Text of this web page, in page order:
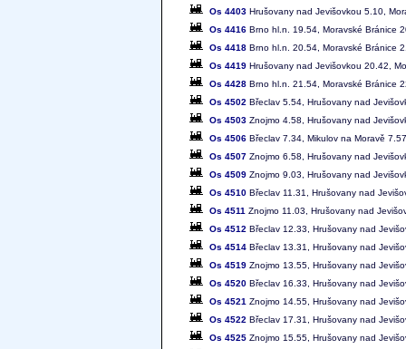
Os 4403 Hrušovany nad Jevišovkou 5.10,
Os 4416 Brno hl.n. 19.54, Moravské Bránice
Os 4418 Brno hl.n. 20.54, Moravské Bránice
Os 4419 Hrušovany nad Jevišovkou 20.42,
Os 4428 Brno hl.n. 21.54, Moravské Bránice
Os 4502 Břeclav 5.54, Hrušovany nad
Os 4503 Znojmo 4.58, Hrušovany nad
Os 4506 Břeclav 7.34, Mikulov na Moravě
Os 4507 Znojmo 6.58, Hrušovany nad
Os 4509 Znojmo 9.03, Hrušovany nad
Os 4510 Břeclav 11.31, Hrušovany nad
Os 4511 Znojmo 11.03, Hrušovany nad
Os 4512 Břeclav 12.33, Hrušovany nad
Os 4514 Břeclav 13.31, Hrušovany nad
Os 4519 Znojmo 13.55, Hrušovany nad
Os 4520 Břeclav 16.33, Hrušovany nad
Os 4521 Znojmo 14.55, Hrušovany nad
Os 4522 Břeclav 17.31, Hrušovany nad
Os 4525 Znojmo 15.55, Hrušovany nad